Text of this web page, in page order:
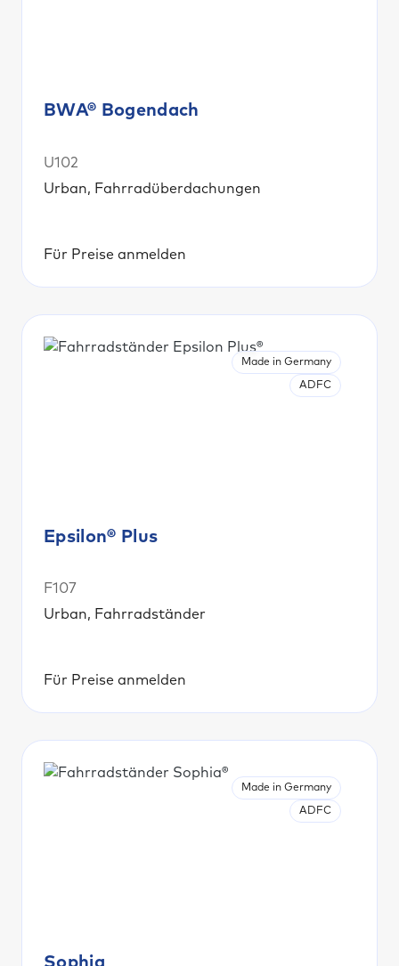
BWA® Bogendach
U102
Urban, Fahrradüberdachungen
Für Preise anmelden
Made in Germany
ADFC
Epsilon® Plus
F107
Urban, Fahrradständer
Für Preise anmelden
Made in Germany
ADFC
Sophia